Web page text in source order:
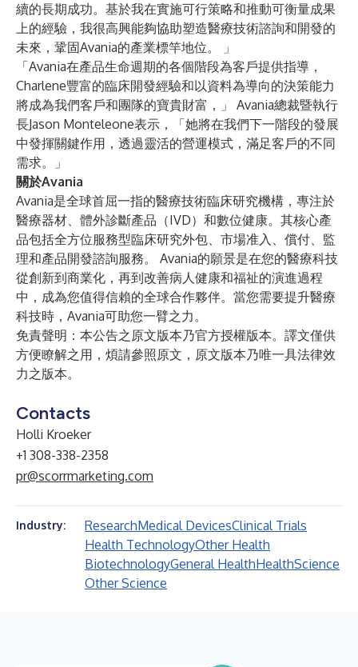
續的長期成功。基於我在實施可行策略和推動可衡量成果
上的經驗，我很高興能夠協助塑造醫療技術諮詢和開發的
未來，鞏固Avania的產業標竿地位。 」
「Avania在產品生命週期的各個階段為客戶提供指導，
Charlene豐富的臨床開發經驗和以資料為導向的決策能力
將成為我們客戶和團隊的寶貴財富，」 Avania總裁暨執行
長Jason Monteleone表示，「她將在我們下一階段的發展
中發揮關鍵作用，透過靈活的營運模式，滿足客戶的不同
需求。」
關於Avania
Avania是全球首屈一指的醫療技術臨床研究機構，專注於
醫療器材、體外診斷產品（IVD）和數位健康。其核心產
品包括全方位服務型臨床研究外包、市場准入、償付、監
理和產品開發諮詢服務。 Avania的願景是在您的醫療科技
從創新到商業化，再到改善病人健康和福祉的演進過程
中，成為您值得信賴的全球合作夥伴。當您需要提升醫療
科技時，Avania可助您一臂之力。
免責聲明：本公告之原文版本乃官方授權版本。譯文僅供
方便瞭解之用，煩請參照原文，原文版本乃唯一具法律效
力之版本。
Contacts
Holli Kroeker
+1 308-338-2358
pr@scorrmarketing.com
Industry: ResearchMedical DevicesClinical Trials
Health TechnologyOther Health
BiotechnologyGeneral HealthHealthScience
Other Science